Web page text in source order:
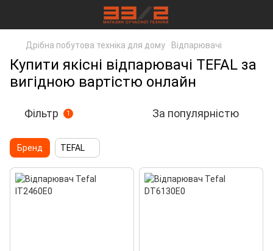
Дрібна побутова техніка для дому Відпарювачі
Купити якісні відпарювачі TEFAL за
вигідною вартістю онлайн
Фільтр 1 За популярністю
Бренд TEFAL